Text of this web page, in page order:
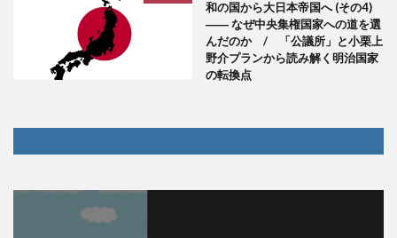
和の国から大日本帝国へ (その4)
―― なぜ中央集権国家への道を選
んだのか / 「公議所」と小栗上
野介プランから読み解く明治国家
の転換点